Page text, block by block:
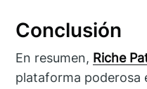
Conclusión
En resumen, Riche
plataforma poderosa